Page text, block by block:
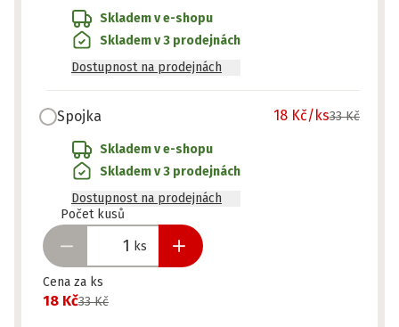
Skladem v e-shopu
Skladem v 3 prodejnách
Dostupnost na prodejnách
Spojka 18 Kč/ks33 Kč
Skladem v e-shopu
Skladem v 3 prodejnách
Dostupnost na prodejnách
Počet kusů
ks
Připraveno
Cena za ks
18 Kč33 Kč